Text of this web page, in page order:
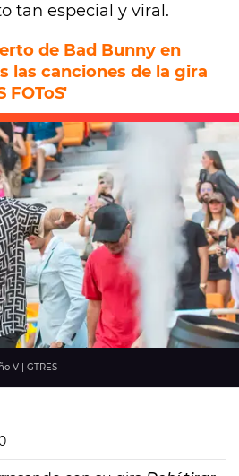
tan especial y viral.
de Bad Bunny en
las canciones de la gira
FOToS'
V | GTRES